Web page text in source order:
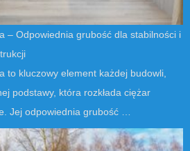
– Odpowiednia grubość dla stabilności i
to kluczowy element każdej budowli,
podstawy, która rozkłada ciężar
Jej odpowiednia grubość …